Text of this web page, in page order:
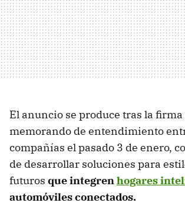
El anuncio se produce tras la firma
memorando de entendimiento
compañías el pasado 3 de enero,
de desarrollar soluciones para
futuros que integrenhogares
automóviles conectados.